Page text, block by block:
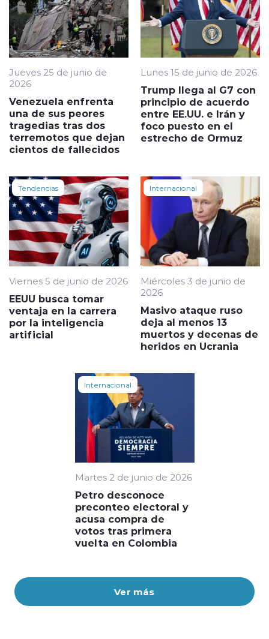
Ver más
Jueves 25 de junio de
2026
Venezuela enfrenta
una de sus peores
tragedias tras dos
terremotos que dejan
cientos de fallecidos
Lunes 15 de junio de 2026
Trump llega al G7 con
principio de acuerdo
entre EE.UU. e Irán y
foco puesto en el
estrecho de Ormuz
Tendencias
Viernes 5 de junio de 2026
EEUU busca tomar
ventaja en la carrera
por la inteligencia
artificial
Internacional
Miércoles 3 de junio de
2026
Masivo ataque ruso
deja al menos 13
muertos y decenas de
heridos en Ucrania
Internacional
Martes 2 de junio de 2026
Petro desconoce
preconteo electoral y
acusa compra de
votos tras primera
vuelta en Colombia